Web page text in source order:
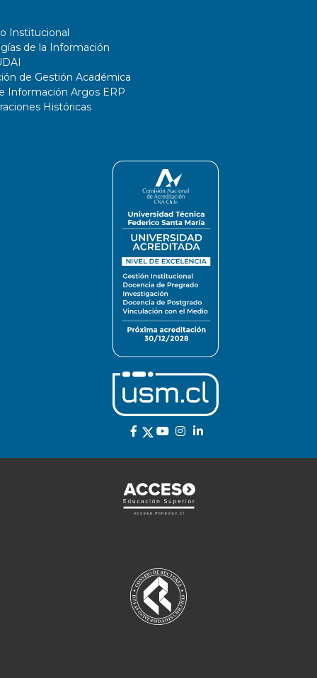
Institucional
de la Información
de Gestión Académica
Información Argos ERP
Históricas